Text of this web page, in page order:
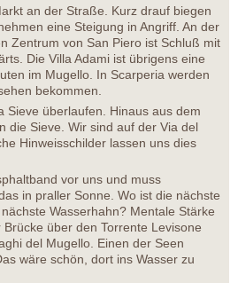
an der Straße. Kurz drauf biegen
eine Steigung in Angriff. An der
Zentrum von San Piero ist Schluß mit
Die Villa Adami ist übrigens eine
im Mugello. In Scarperia werden
bekommen.
Sieve überlaufen. Hinaus aus dem
die Sieve. Wir sind auf der Via del
Hinweisschilder lassen uns dies
vor uns und muss
in praller Sonne. Wo ist die nächste
Wasserhahn? Mentale Stärke
über den Torrente Levisone
del Mugello. Einen der Seen
wäre schön, dort ins Wasser zu